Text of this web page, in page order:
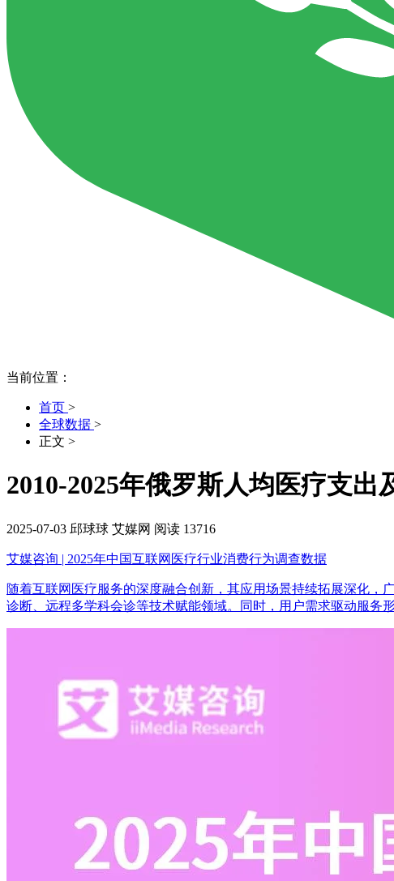
当前位置：
首页 >
全球数据 >
正文 >
2010-2025年俄罗斯人均医疗支出
2025-07-03 邱球球 艾媒网 阅读 13716
艾媒咨询 | 2025年中国互联网医疗行业消费行为调查数据
随着互联网医疗服务的深度融合创新，其应用场景持续拓展深化
诊断、远程多学科会诊等技术赋能领域。同时，用户需求驱动服务